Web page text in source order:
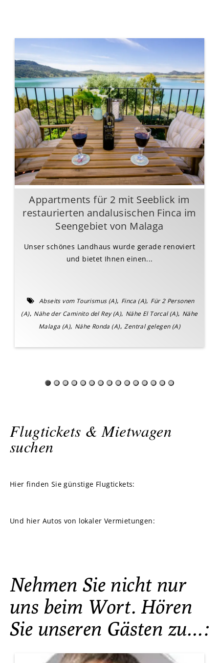
Appartments für 2 mit Seeblick im
restaurierten andalusischen Finca im
Seengebiet von Malaga
Unser schönes Landhaus wurde gerade renoviert
und bietet Ihnen einen...
Abseits vom Tourismus (A), Finca (A), Für 2 Personen
(A), Nähe der Caminito del Rey (A), Nähe El Torcal (A), Nähe
Malaga (A), Nähe Ronda (A),Zentral gelegen (A)
Flugtickets & Mietwagen
suchen
Hier finden Sie günstige Flugtickets:
Und hier Autos von lokaler Vermietungen:
Nehmen Sie nicht nur
uns beim Wort. Hören
Sie unseren Gästen zu…: